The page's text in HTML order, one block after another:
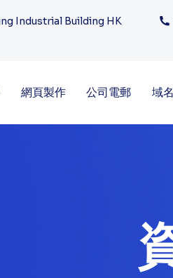
Industrial Building HK
網頁製作 公司電郵 域